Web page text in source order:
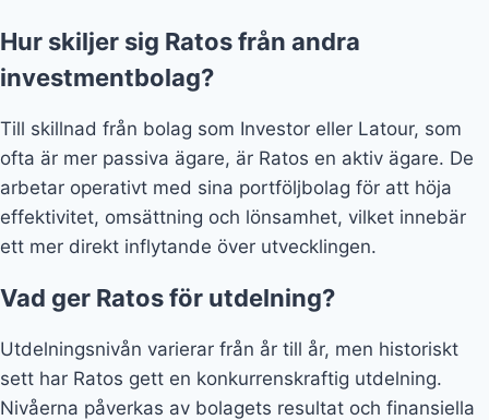
Hur skiljer sig Ratos från andra
investmentbolag?
Till skillnad från bolag som Investor eller Latour, som
ofta är mer passiva ägare, är Ratos en aktiv ägare. De
arbetar operativt med sina portföljbolag för att höja
effektivitet, omsättning och lönsamhet, vilket innebär
ett mer direkt inflytande över utvecklingen.
Vad ger Ratos för utdelning?
Utdelningsnivån varierar från år till år, men historiskt
sett har Ratos gett en konkurrenskraftig utdelning.
Nivåerna påverkas av bolagets resultat och finansiella